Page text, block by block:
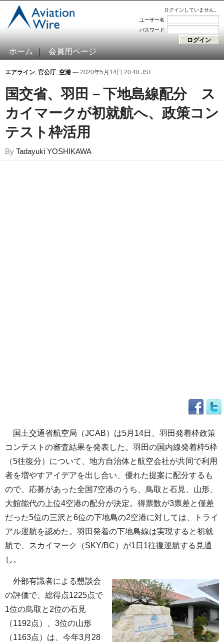
ログインしていません。
ユーザー名
パスワード
ホーム 会員用ページ
エアライン, 官公庁, 空港 — 2020年5月14日 20:48 JST
国交省、羽田－下地島線配分 ス
カイマークが初就航へ、政策コン
テスト枠活用
By Tadayuki YOSHIKAWA
国土交通省航空局（JCAB）は5月14日、羽田発着枠政策
コンテストの審査結果を発表した。羽田の国内線発着枠5枠
（5往復分）について、地方自治体と航空会社が共同で利用
者を増やすアイデアを出し合い、優れた提案に配分するも
ので、応募があった全国7空港のうち、鳥取と石見、山形、
大館能代の上位4空港の配分が決定。得票数が3票差と僅差
だった5位の三沢と6位の下地島の2空港に対しては、トライ
アル運航を認めた。羽田発着の下地島線は実現すると初就
航で、スカイマーク（SKY/BC）が1日1往復運航する見通
し。
外部有識者による懇談会
の評価で、総得点1225点で
1位の鳥取と2位の石見
（1192点）、3位の山形
（1163点）は、今年3月28